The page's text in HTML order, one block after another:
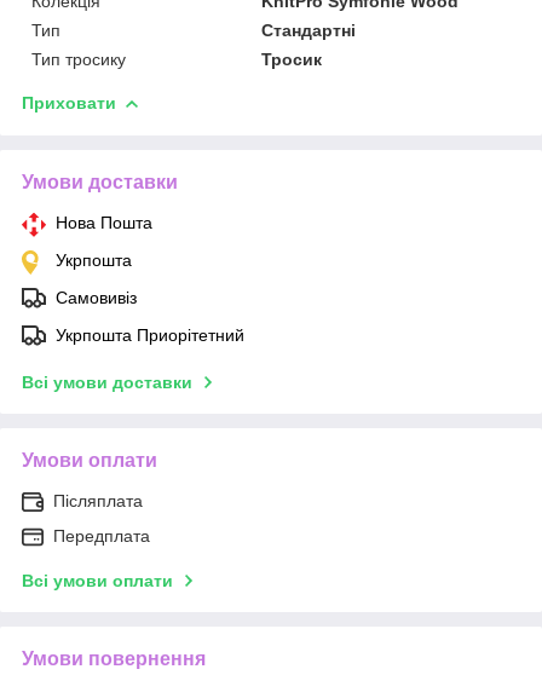
Тип
Стандартні
Тип тросику
Тросик
Приховати
Умови доставки
Нова Пошта
Укрпошта
Самовивіз
Укрпошта Приорітетний
Всі умови доставки
Умови оплати
Післяплата
Передплата
Всі умови оплати
Умови повернення